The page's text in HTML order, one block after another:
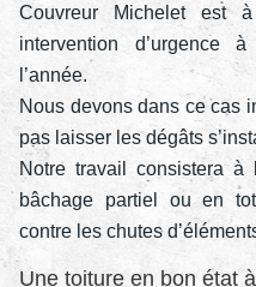
Couvreur Michelet est
intervention d’urgence
l’année.
Nous devons dans ce cas
pas laisser les dégâts
Notre travail consistera
bâchage partiel ou en
contre les chutes
Une toiture en bon état